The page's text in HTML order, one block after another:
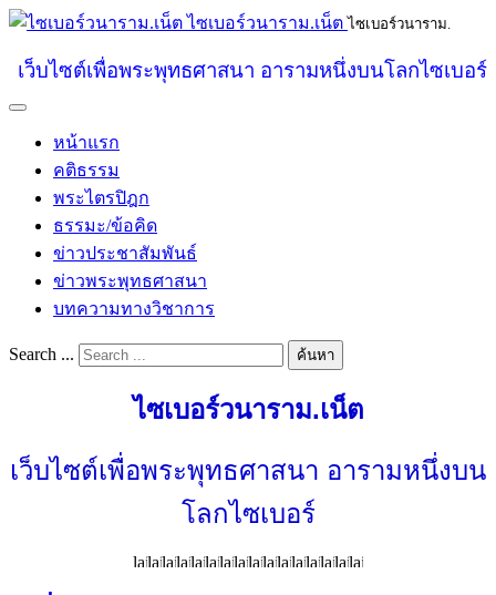
ไซเบอร์วนาราม.เน็ต ไซเบอร์วนาราม.
เว็บไซต์เพื่อพระพุทธศาสนา อารามหนึ่งบนโลกไซเบอร์
หน้าแรก
คติธรรม
พระไตรปิฎก
ธรรมะ/ข้อคิด
ข่าวประชาสัมพันธ์
ข่าวพระพุทธศาสนา
บทความทางวิชาการ
Search ... ค้นหา
ไซเบอร์วนาราม.เน็ต
เว็บไซต์เพื่อพระพุทธศาสนา อารามหนึ่งบน
โลกไซเบอร์